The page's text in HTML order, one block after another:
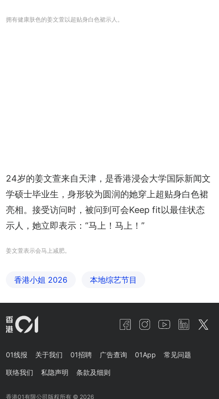
拥有健康肤色的姜文萱以超贴身白色裙示人。
24岁的姜文萱来自天津，是香港浸会大学国际新闻文
学硕士毕业生，身形较为圆润的她穿上超贴身白色裙
亮相。接受访问时，被问到可会Keep fit以最佳状态
示人，她立即表示：“马上！马上！”
姜文萱表示会马上减肥。
香港小姐 2026 本地综艺节目
01线报 关于我们 01招聘 广告查询 01App 常见问题
联络我们 私隐声明 条款及细则
香港01有限公司版权所有 © 2026